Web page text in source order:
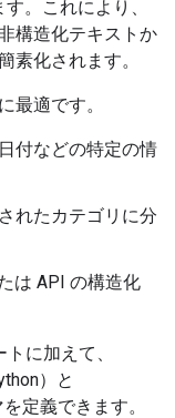
。これにより、
構造化テキストか
素化されます。
最適です。
付などの特定の情
れたカテゴリに分
は API の構造化
に加えて、
）と
定義できます。